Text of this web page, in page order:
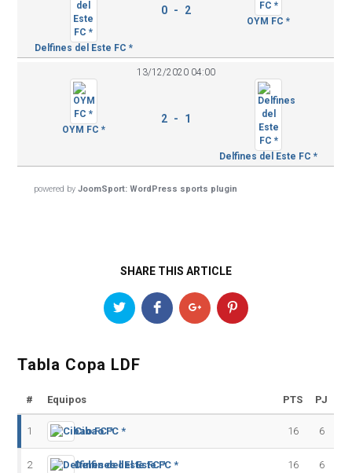
Delfines del Este FC *
0 - 2
OYM FC *
13/12/2020 04:00
OYM FC *
2 - 1
Delfines del Este FC *
powered byJoomSport: WordPress sports plugin
SHARE THIS ARTICLE
Tabla Copa LDF
# Equipos PTS PJ
1 Cibao FC * 16 6
2 Delfines del Este FC * 16 6